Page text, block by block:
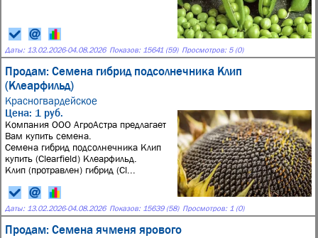
Даты: 13.02.2026-04.08.2026 Показов: 15641 (59) Просмотров: 5 (0)
Продам: Семена гибрид подсолнечника Клип
(Клеарфильд)
Красногвардейское
Цена: 1 руб.
Компания ООО АгроАстра предлагает
Вам купить семена.
Семена гибрид подсолнечника Клип
купить (Clearfield) Клеарфильд.
Клип (протравлен) гибрид (Cl...
Даты: 13.02.2026-04.08.2026 Показов: 15639 (58) Просмотров: 1 (0)
Продам: Семена ячменя ярового